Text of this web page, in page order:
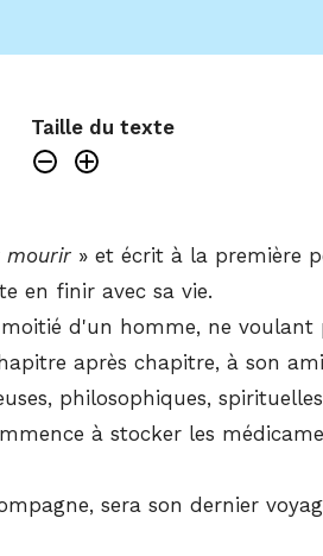
Taille du texte
mourir » et écrit à la première
en finir avec sa vie.
d'un homme, ne
après chapitre, à son
philosophiques,
à stocker les
sera son dernier